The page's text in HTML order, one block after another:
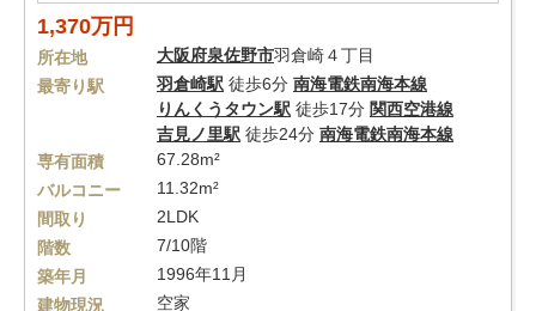
1,370万円
所在地 大阪府泉佐野市羽倉崎４丁目
最寄り駅
羽倉崎駅 徒歩6分 南海電鉄南海本線
りんくうタウン駅 徒歩17分 関西空港線
吉見ノ里駅 徒歩24分 南海電鉄南海本線
専有面積
67.28m²
バルコニー
11.32m²
間取り
2LDK
階数
7/10階
築年月
1996年11月
建物現況
空家